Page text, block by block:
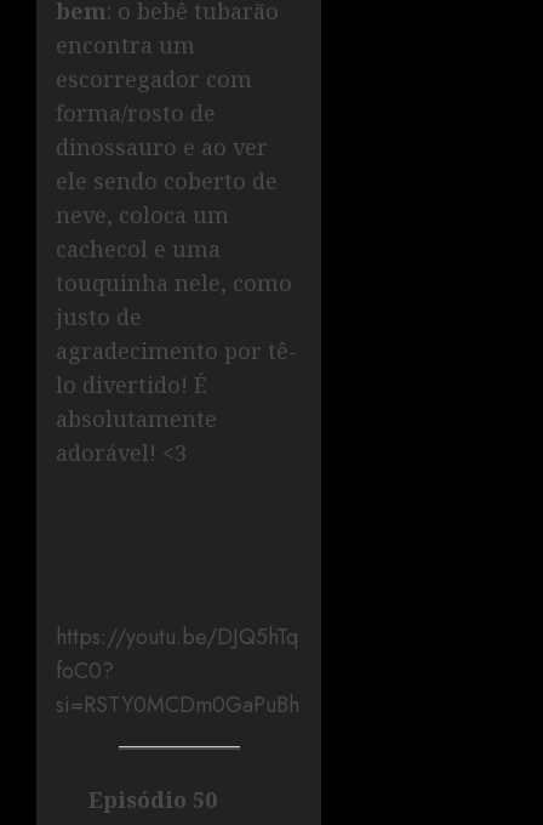
bem: o bebê tubarão
encontra um
escorregador com
forma/rosto de
dinossauro e ao ver
ele sendo coberto de
neve, coloca um
cachecol e uma
touquinha nele, como
justo de
agradecimento por tê-
lo divertido! É
absolutamente
adorável! <3
https://youtu.be/DJQ5hTq
foC0?
si=RSTY0MCDm0GaPuBh
Episódio 50